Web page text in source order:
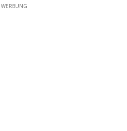
WERBUNG